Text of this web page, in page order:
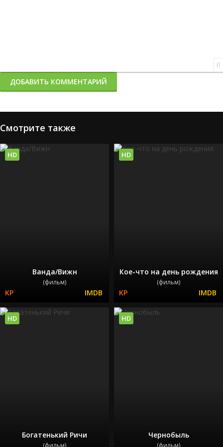
0
ДОБАВИТЬ КОММЕНТАРИЙ
Смотрите также
Ванда/Вижн
(фильм)
HD
Кое-что на день рождения
(фильм)
HD
Богатенький Ричи
(фильм)
HD
Чернобыль
(фильм)
HD